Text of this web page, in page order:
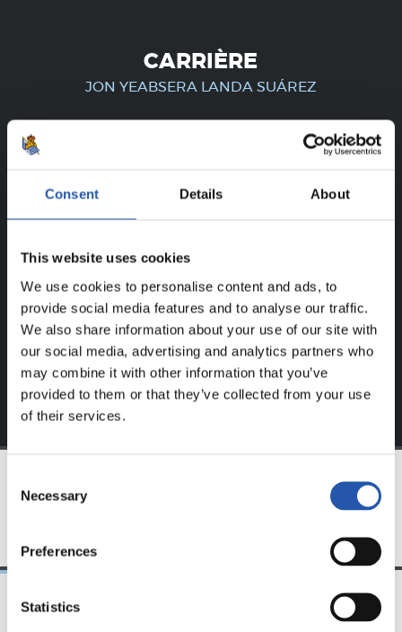
Consent Details About
This website uses cookies
We use cookies to personalise content and ads, to
provide social media features and to analyse our traffic.
We also share information about your use of our site with
our social media, advertising and analytics partners who
may combine it with other information that you’ve
provided to them or that they’ve collected from your use
of their services.
Selection
Necessary
Preferences
Statistics
CARRIÈRE
JON YEABSERA LANDA SUÁREZ
UTILISATEURS ENREGISTRÉS !
notre site web.
S'inscrire en cliquant sur l' Identifiant et profitez du
contenu exclusif pour vous.